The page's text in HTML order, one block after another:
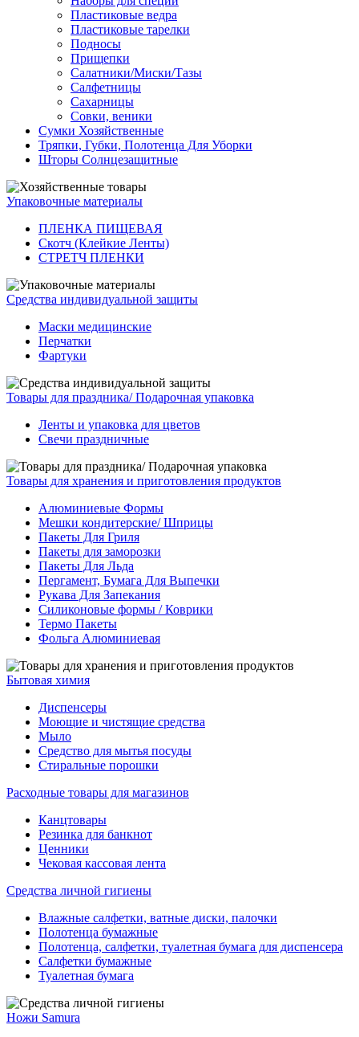
Пластиковые ведра
Пластиковые тарелки
Подносы
Прищепки
Салатники/Миски/Тазы
Салфетницы
Сахарницы
Совки, веники
Сумки Хозяйственные
Тряпки, Губки, Полотенца Для Уборки
Шторы Солнцезащитные
Упаковочные материалы
ПЛЕНКА ПИЩЕВАЯ
Скотч (Клейкие Ленты)
СТРЕТЧ ПЛЕНКИ
Средства индивидуальной защиты
Маски медицинские
Перчатки
Фартуки
Товары для праздника/ Подарочная упаковка
Ленты и упаковка для цветов
Свечи праздничные
Товары для хранения и приготовления продуктов
Алюминиевые Формы
Мешки кондитерские/ Шприцы
Пакеты Для Гриля
Пакеты для заморозки
Пакеты Для Льда
Пергамент, Бумага Для Выпечки
Рукава Для Запекания
Силиконовые формы / Коврики
Термо Пакеты
Фольга Алюминиевая
Бытовая химия
Диспенсеры
Моющие и чистящие средства
Мыло
Средство для мытья посуды
Стиральные порошки
Расходные товары для магазинов
Канцтовары
Резинка для банкнот
Ценники
Чековая кассовая лента
Средства личной гигиены
Влажные салфетки, ватные диски, палочки
Полотенца бумажные
Полотенца, салфетки, туалетная бумага для диспенсера
Салфетки бумажные
Туалетная бумага
Ножи Samura